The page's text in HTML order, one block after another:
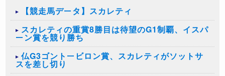
【競走馬データ】スカレティ
スカレティの重賞8勝目は待望のG1制覇、イスパ
ーン賞を競り勝ち
仏G3ゴントービロン賞、スカレティがソットサ
スを差し切り